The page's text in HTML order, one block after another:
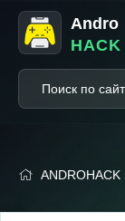
Andro
HACK
ANDROHACK